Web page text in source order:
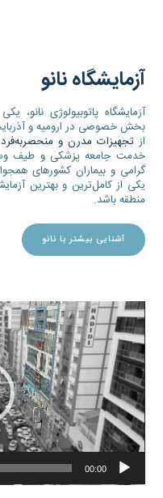
آزمایشگاه نانو
آزمایشگاه پاتوبیولوژی نانو،
ازتجهیزات مدرن و منحصربه‌فرد
خدمت جامعه پزشکی و طیف
گرامی و بیماران کشورهای
یکی از کامل‌ترین و بهترین
منطقه باشد.
آشنایی بیشتر با نانو
نمایشگر
ویدیو
00:00